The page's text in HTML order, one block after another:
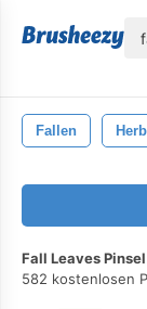
Fallen
Fall Leaves Pinsel
582 kostenlosen